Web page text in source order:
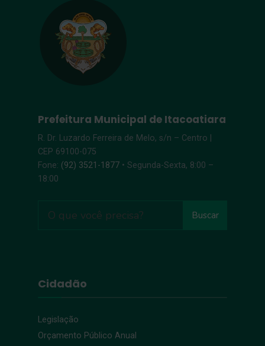
Prefeitura Municipal de Itacoatiara
R. Dr. Luzardo Ferreira de Melo, s/n – Centro |
CEP 69100-075
Fone: (92) 3521-1877 • Segunda-Sexta, 8:00 –
18:00
Buscar
Cidadão
Legislação
Orçamento Público Anual